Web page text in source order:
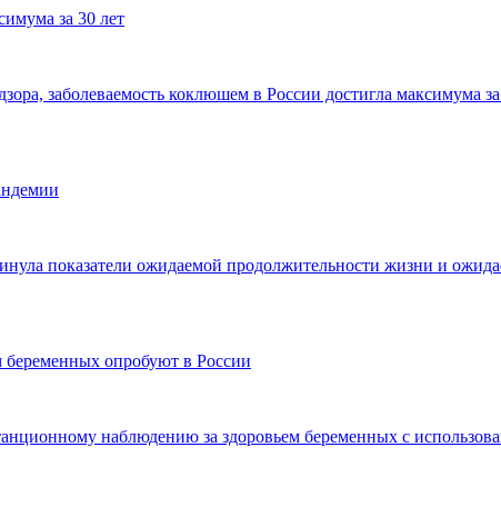
за 30 лет
заболеваемость коклюшем в России достигла максимума
показатели ожидаемой продолжительности жизни и
опробуют в России
наблюдению за здоровьем беременных с